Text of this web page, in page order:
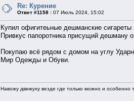
Re: Курение
Ответ #1158 : 07 Июль 2024, 15:02
Купил офигитеьные дешманские сигареты
Привкус папоротника присущий дешману
Покупаю всё рядом с домом на углу
Мир Одежды и Обуви.
Навожу движуху везде где только можно и особенно